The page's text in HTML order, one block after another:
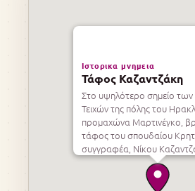
Ιστορικα μνημεια
Τάφος Καζαντζάκη
Στο υψηλότερο σημείο των
Τειχών της πόλης του
προμαχώνα Μαρτινέγκο,
τάφος του σπουδαίου
συγγραφέα, Νίκου